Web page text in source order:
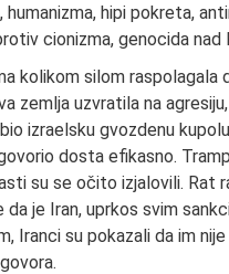
hipi pokreta,
cionizma, genocida nad
kolikom silom
zemlja uzvratila na
izraelsku gvozdenu
dosta efikasno.
su se očito izjalovili. Rat
je Iran, uprkos svim
Iranci su pokazali da im